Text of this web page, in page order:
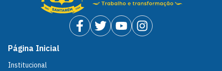
Página Inicial
Institucional